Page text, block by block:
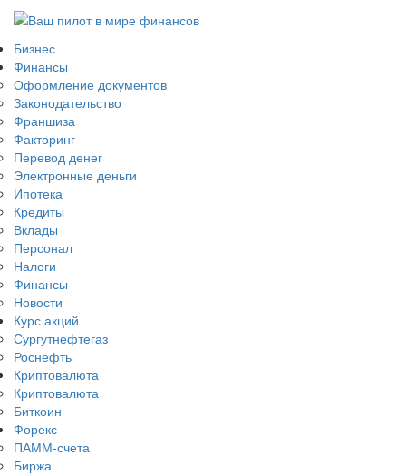
Бизнес
Финансы
Оформление документов
Законодательство
Франшиза
Факторинг
Перевод денег
Электронные деньги
Ипотека
Кредиты
Вклады
Персонал
Налоги
Финансы
Новости
Курс акций
Сургутнефтегаз
Роснефть
Криптовалюта
Криптовалюта
Биткоин
Форекс
ПАММ-счета
Биржа